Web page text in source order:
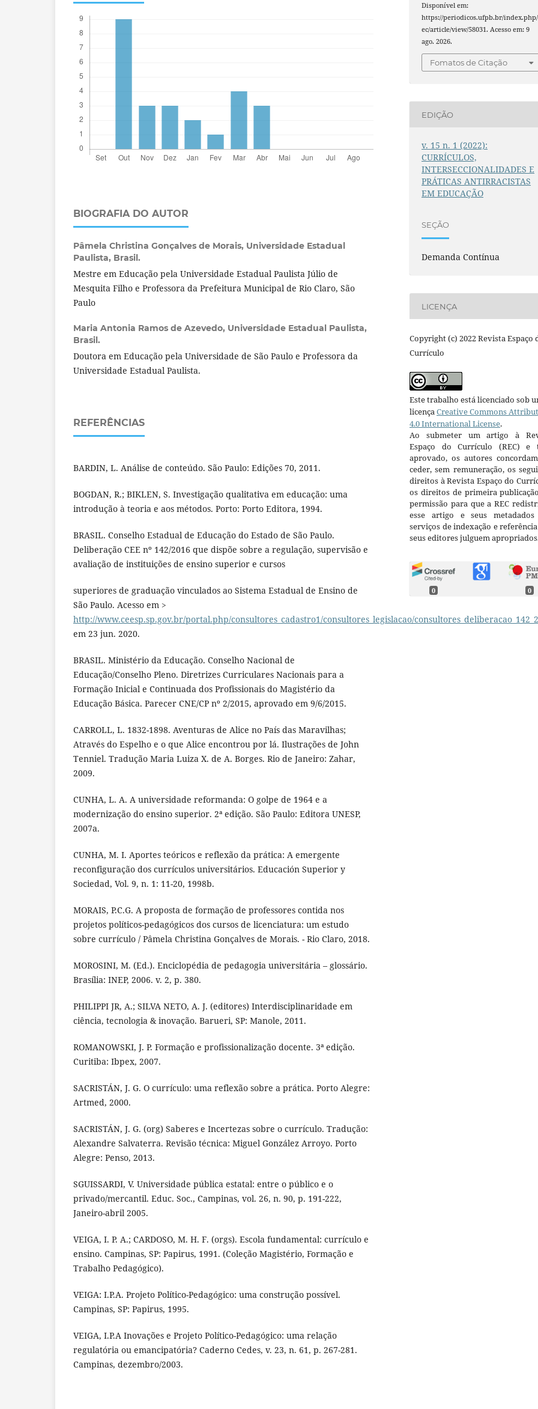
BIOGRAFIA DO AUTOR
Pâmela Christina Gonçalves de Morais, Universidade Estadual
Paulista, Brasil.
Mestre em Educação pela Universidade Estadual Paulista Júlio de
Mesquita Filho e Professora da Prefeitura Municipal de Rio Claro, São
Paulo
Maria Antonia Ramos de Azevedo, Universidade Estadual Paulista,
Brasil.
Doutora em Educação pela Universidade de São Paulo e Professora da
Universidade Estadual Paulista.
REFERÊNCIAS
BARDIN, L. Análise de conteúdo. São Paulo: Edições 70, 2011.
BOGDAN, R.; BIKLEN, S. Investigação qualitativa em educação: uma
introdução à teoria e aos métodos. Porto: Porto Editora, 1994.
BRASIL. Conselho Estadual de Educação do Estado de São Paulo.
Deliberação CEE nº 142/2016 que dispõe sobre a regulação, supervisão e
avaliação de instituições de ensino superior e cursos
superiores de graduação vinculados ao Sistema Estadual de Ensino de
São Paulo. Acesso em >
http://www.ceesp.sp.gov.br/portal.php/consultores_cadastro1/consultores_legislacao/
em 23 jun. 2020.
BRASIL. Ministério da Educação. Conselho Nacional de
Educação/Conselho Pleno. Diretrizes Curriculares Nacionais para a
Formação Inicial e Continuada dos Profissionais do Magistério da
Educação Básica. Parecer CNE/CP nº 2/2015, aprovado em 9/6/2015.
CARROLL, L. 1832-1898. Aventuras de Alice no País das Maravilhas;
Através do Espelho e o que Alice encontrou por lá. Ilustrações de John
Tenniel. Tradução Maria Luiza X. de A. Borges. Rio de Janeiro: Zahar,
2009.
CUNHA, L. A. A universidade reformanda: O golpe de 1964 e a
modernização do ensino superior. 2ª edição. São Paulo: Editora UNESP,
2007a.
CUNHA, M. I. Aportes teóricos e reflexão da prática: A emergente
reconfiguração dos currículos universitários. Educación Superior y
Sociedad, Vol. 9, n. 1: 11-20, 1998b.
MORAIS, P.C.G. A proposta de formação de professores contida nos
projetos políticos-pedagógicos dos cursos de licenciatura: um estudo
sobre currículo / Pâmela Christina Gonçalves de Morais. - Rio Claro, 2018.
MOROSINI, M. (Ed.). Enciclopédia de pedagogia universitária – glossário.
Brasília: INEP, 2006. v. 2, p. 380.
PHILIPPI JR, A.; SILVA NETO, A. J. (editores) Interdisciplinaridade em
ciência, tecnologia & inovação. Barueri, SP: Manole, 2011.
ROMANOWSKI, J. P. Formação e profissionalização docente. 3ª edição.
Curitiba: Ibpex, 2007.
SACRISTÁN, J. G. O currículo: uma reflexão sobre a prática. Porto Alegre:
Artmed, 2000.
SACRISTÁN, J. G. (org) Saberes e Incertezas sobre o currículo. Tradução:
Alexandre Salvaterra. Revisão técnica: Miguel González Arroyo. Porto
Alegre: Penso, 2013.
SGUISSARDI, V. Universidade pública estatal: entre o público e o
privado/mercantil. Educ. Soc., Campinas, vol. 26, n. 90, p. 191-222,
Janeiro-abril 2005.
VEIGA, I. P. A.; CARDOSO, M. H. F. (orgs). Escola fundamental: currículo e
ensino. Campinas, SP: Papirus, 1991. (Coleção Magistério, Formação e
Trabalho Pedagógico).
VEIGA: I.P.A. Projeto Político-Pedagógico: uma construção possível.
Campinas, SP: Papirus, 1995.
VEIGA, I.P.A Inovações e Projeto Político-Pedagógico: uma relação
regulatória ou emancipatória? Caderno Cedes, v. 23, n. 61, p. 267-281.
Campinas, dezembro/2003.
Disponível em:
https://periodicos.ufpb.br/
ec/article/view/58031. Acesso em: 9
ago. 2026.
Fomatos de Citação
EDIÇÃO
v. 15 n. 1 (2022):
CURRÍCULOS,
INTERSECCIONALIDADES E
PRÁTICAS ANTIRRACISTAS
EM EDUCAÇÃO
SEÇÃO
Demanda Contínua
LICENÇA
Copyright (c) 2022 Revista Espaço
Currículo
Este trabalho está licenciado sob
licençaCreative Commons
4.0 International License.
Ao submeter um artigo à
Espaço do Currículo (REC) e
aprovado, os autores
ceder, sem remuneração, os
direitos à Revista Espaço do
os direitos de primeira
permissão para que a REC
esse artigo e seus metadados
serviços de indexação e
seus editores julguem
0 0